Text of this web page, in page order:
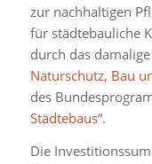
zur nachhaltigen
für städtebauliche
durch das damalige
Naturschutz, Bau
des
Städtebaus“.
Die